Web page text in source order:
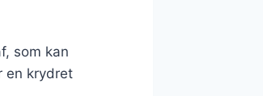
som kan
en krydret